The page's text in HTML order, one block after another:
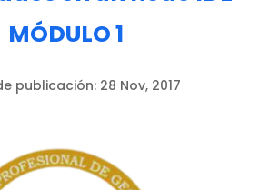
MÓDULO 1
publicación: 28 Nov, 2017